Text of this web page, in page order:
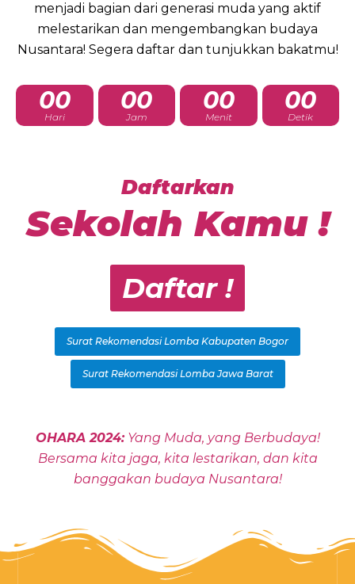
menjadi bagian dari generasi muda yang aktif
melestarikan dan mengembangkan budaya
Nusantara! Segera daftar dan tunjukkan bakatmu!
00
Hari
00
Jam
00
Menit
00
Detik
Daftarkan
Sekolah Kamu !
Daftar !
Surat Rekomendasi Lomba Kabupaten Bogor
Surat Rekomendasi Lomba Jawa Barat
OHARA 2024:Yang Muda, yang Berbudaya!
Bersama kita jaga, kita lestarikan, dan kita
banggakan budaya Nusantara!